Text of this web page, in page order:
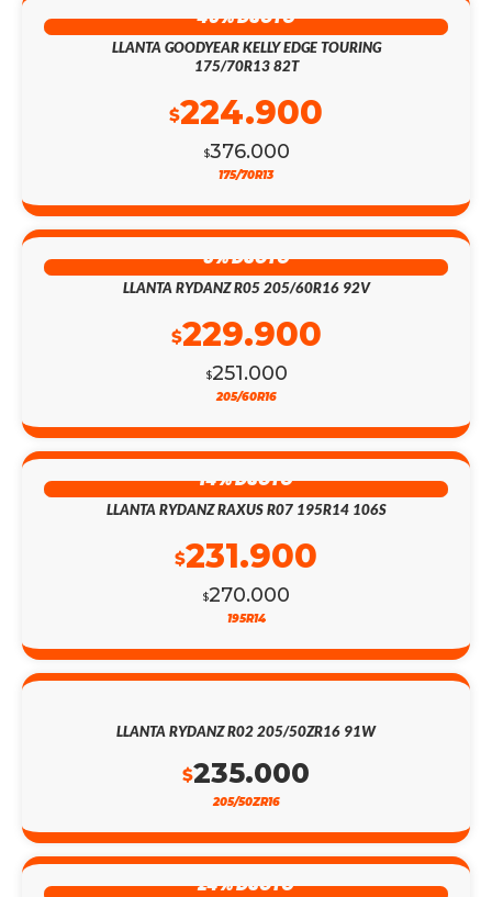
40% DSCTO
LLANTA GOODYEAR KELLY EDGE TOURING
175/70R13 82T
$376.000
$224.900
175/70R13
8% DSCTO
LLANTA RYDANZ R05 205/60R16 92V
$251.000
$229.900
205/60R16
14% DSCTO
LLANTA RYDANZ RAXUS R07 195R14 106S
$270.000
$231.900
195R14
LLANTA RYDANZ R02 205/50ZR16 91W
$235.000
205/50ZR16
24% DSCTO